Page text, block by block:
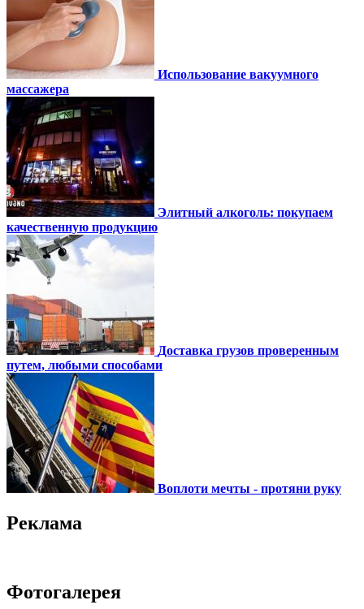
Использование вакуумного
массажера
Элитный алкоголь: покупаем
качественную продукцию
Доставка грузов проверенным
путем, любыми способами
Воплоти мечты - протяни руку
Реклама
Фотогалерея